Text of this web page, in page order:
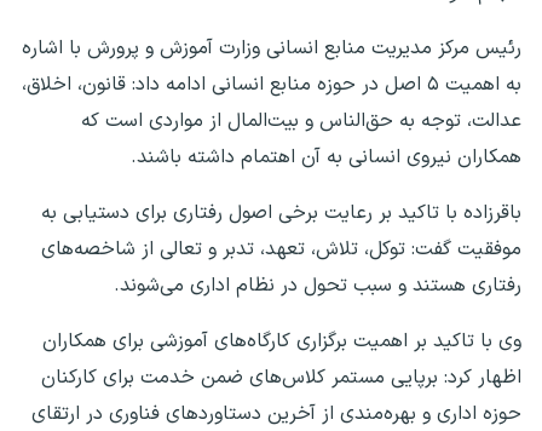
‎رئیس مرکز مدیریت منابع انسانی وزارت آموزش و پرورش با اشاره
به اهمیت ۵ اصل در حوزه منابع انسانی ادامه داد: قانون، اخلاق،
عدالت، توجه به حق‌الناس و بیت‌المال از مواردی است که
همکاران نیروی انسانی به آن اهتمام داشته باشند.
‎باقرزاده با تاکید بر رعایت برخی اصول رفتاری برای دستیابی به
موفقیت گفت: توکل، تلاش، تعهد، تدبر و تعالی از شاخصه‌های
رفتاری هستند و سبب تحول در نظام اداری می‌شوند.
‎وی با تاکید بر اهمیت برگزاری کارگاه‌های آموزشی برای همکاران
اظهار کرد: برپایی مستمر کلاس‌های ضمن خدمت برای کارکنان
حوزه اداری و بهره‌مندی از آخرین دستاورد‌های فناوری در ارتقای